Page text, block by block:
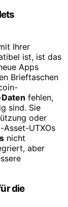
Ihrer
ist, ist das
Apps
Brieftaschen
fehlen,
sind. Sie
oder
UTXOs
nicht
aber
die